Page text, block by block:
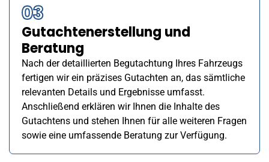
03
Gutachtenerstellung und
Beratung
Nach der detaillierten Begutachtung Ihres Fahrzeugs
fertigen wir ein präzises Gutachten an, das sämtliche
relevanten Details und Ergebnisse umfasst.
Anschließend erklären wir Ihnen die Inhalte des
Gutachtens und stehen Ihnen für alle weiteren Fragen
sowie eine umfassende Beratung zur Verfügung.